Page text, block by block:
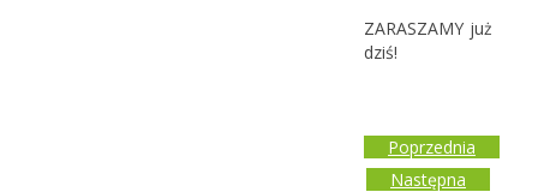
ZARASZAMY już
dziś!
Poprzednia
Następna